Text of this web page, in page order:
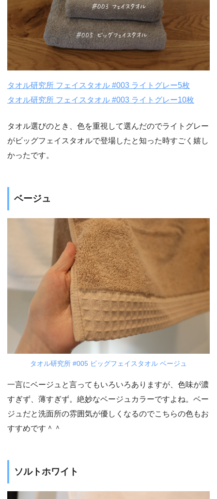
タオル研究所 フェイスタオル #003 ライトグレー5枚
タオル研究所 フェイスタオル #003 ライトグレー10枚
タオル選びのとき、色を重視して選んだのでライトグレー
がビッグフェイスタオルで登場したと知った時すごく嬉し
かったです。
ベージュ
タオル研究所 #005 ビッグフェイスタオル ベージュ
一言にベージュと言ってもいろいろありますが、色味が濃
すぎず、薄すぎず。絶妙なベージュカラーですよね。ベー
ジュだと洗面所の雰囲気が優しくなるのでこちらの色もお
すすめです＾＾
ソルトホワイト